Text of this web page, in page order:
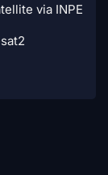
via INPE